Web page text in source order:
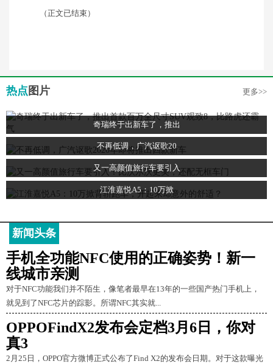
（正文已结束）
热点 图片 更多>>
奇瑞终于出新车了，推出
不再低调，广汽讴歌20
又一高颜值旅行车要引入
江淮嘉悦A5：10万掀
新闻头条
手机全功能NFC使用的正确姿势！新一
线城市亲测
对于NFC功能我们并不陌生，像笔者最早在13年的一些国产热门手机上，
就见到了NFC芯片的踪影。所谓NFC其实就...
OPPOFindX2发布会定档3月6日，你对
真3
2月25日，OPPO官方微博正式公布了Find X2的发布会日期。对于这款曝光